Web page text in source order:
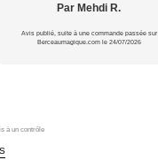
Par Mehdi R.
Avis publié, suite à une commande passée sur
Berceaumagique.com le 24/07/2026
à un contrôle